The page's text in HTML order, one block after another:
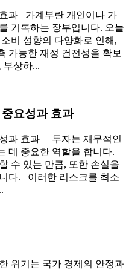
과 가계부란 개인이나 가
기록하는 장부입니다. 오늘
비 성향의 다양화로 인해,
가능한 재정 건전성을 확보
부상하...
요성과 효과
과 효과 투자는 재무적인
데 중요한 역할을 합니다.
수 있는 만큼, 또한 손실을
다. 이러한 리스크를 최소
위기는 국가 경제의 안정과